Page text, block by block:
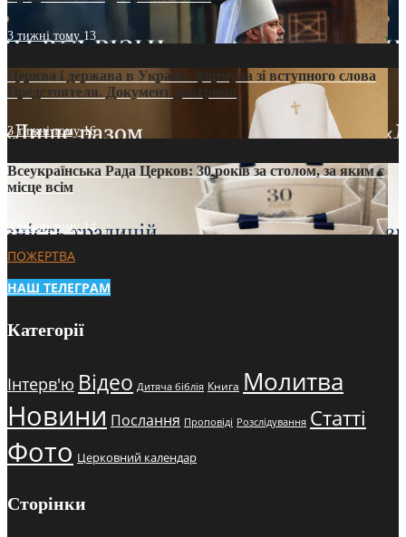
3 тижні тому 13
Церква і держава в Україні: формула зі вступного слова
Предстоятеля. Документ доктрини
3 тижні тому16
Всеукраїнська Рада Церков: 30 років за столом, за яким є
місце всім
3 тижні тому14
ПОЖЕРТВА
НАШ ТЕЛЕГРАМ
Категорії
Інтерв'ю Відео Дитяча біблія Книга Молитва
Новини Послання Проповіді Розслідування Статті
Фото Церковний календар
Сторінки